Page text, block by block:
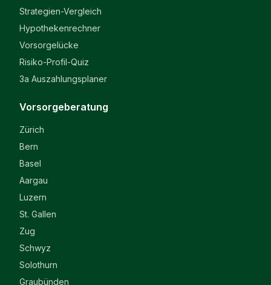
Strategien-Vergleich
Hypothekenrechner
Vorsorgelücke
Risiko-Profil-Quiz
3a Auszahlungsplaner
Vorsorgeberatung
Zürich
Bern
Basel
Aargau
Luzern
St. Gallen
Zug
Schwyz
Solothurn
Graubünden